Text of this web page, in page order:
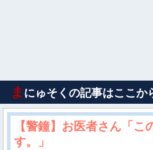
ま にゅそくの記事はここか
【警鐘】お医者さん「
す。」